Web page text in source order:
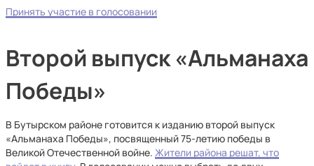
Принять участие в голосовании
Второй выпуск «Альманаха
Победы»
В Бутырском районе готовится к изданию второй выпуск
«Альманаха Победы», посвященный 75-летию победы в
Великой Отечественной войне. Жители района решат, что